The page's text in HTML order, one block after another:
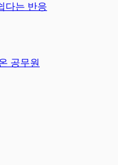
다는 반응
공무원